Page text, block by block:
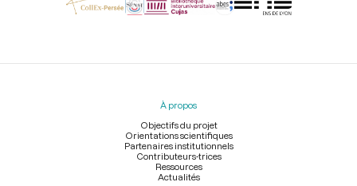
Menu
À propos
Objectifs du projet
Orientations scientifiques
Partenaires institutionnels
Contributeurs-trices
Ressources
Actualités